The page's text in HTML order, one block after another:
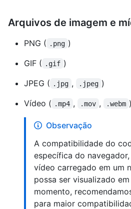
Arquivos de imagem e
PNG ( .png )
GIF ( .gif )
JPEG ( .jpg , .jpeg )
Vídeo ( .mp4 , .mov , .webm )
Observação
A compatibilidade do
específica do
vídeo carregado em um
possa ser visualizado
momento,
para maior